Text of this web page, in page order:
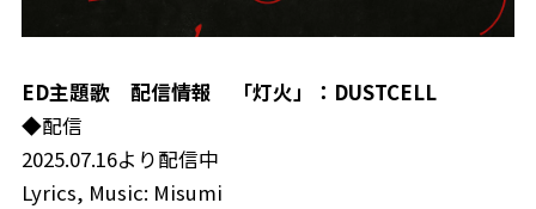
ED主題歌 配信情報 「灯火」：DUSTCELL
◆配信
2025.07.16より配信中
Lyrics, Music: Misumi